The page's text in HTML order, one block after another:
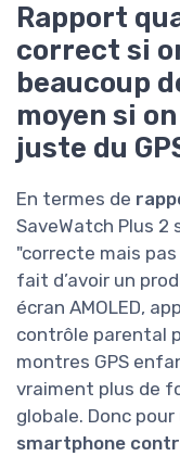
Rapport
correct si
beaucoup
moyen si
juste du
En termes de
SaveWatch Plus 2
"correcte mais
fait d’avoir un
écran AMOLED,
contrôle parental
montres GPS
vraiment plus de
globale. Donc
smartphone